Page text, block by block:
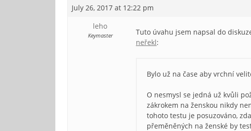
July 26, 2017 at 12:22 pm
leho
Keymaster Tuto úvahu jsem napsal do
neřekl:
Bylo už na čase aby vrchní
O nesmysl se jedná už kvůli
zákrokem na ženskou nikdy
tohoto testu je posuzováno,
přeměněných na ženské by